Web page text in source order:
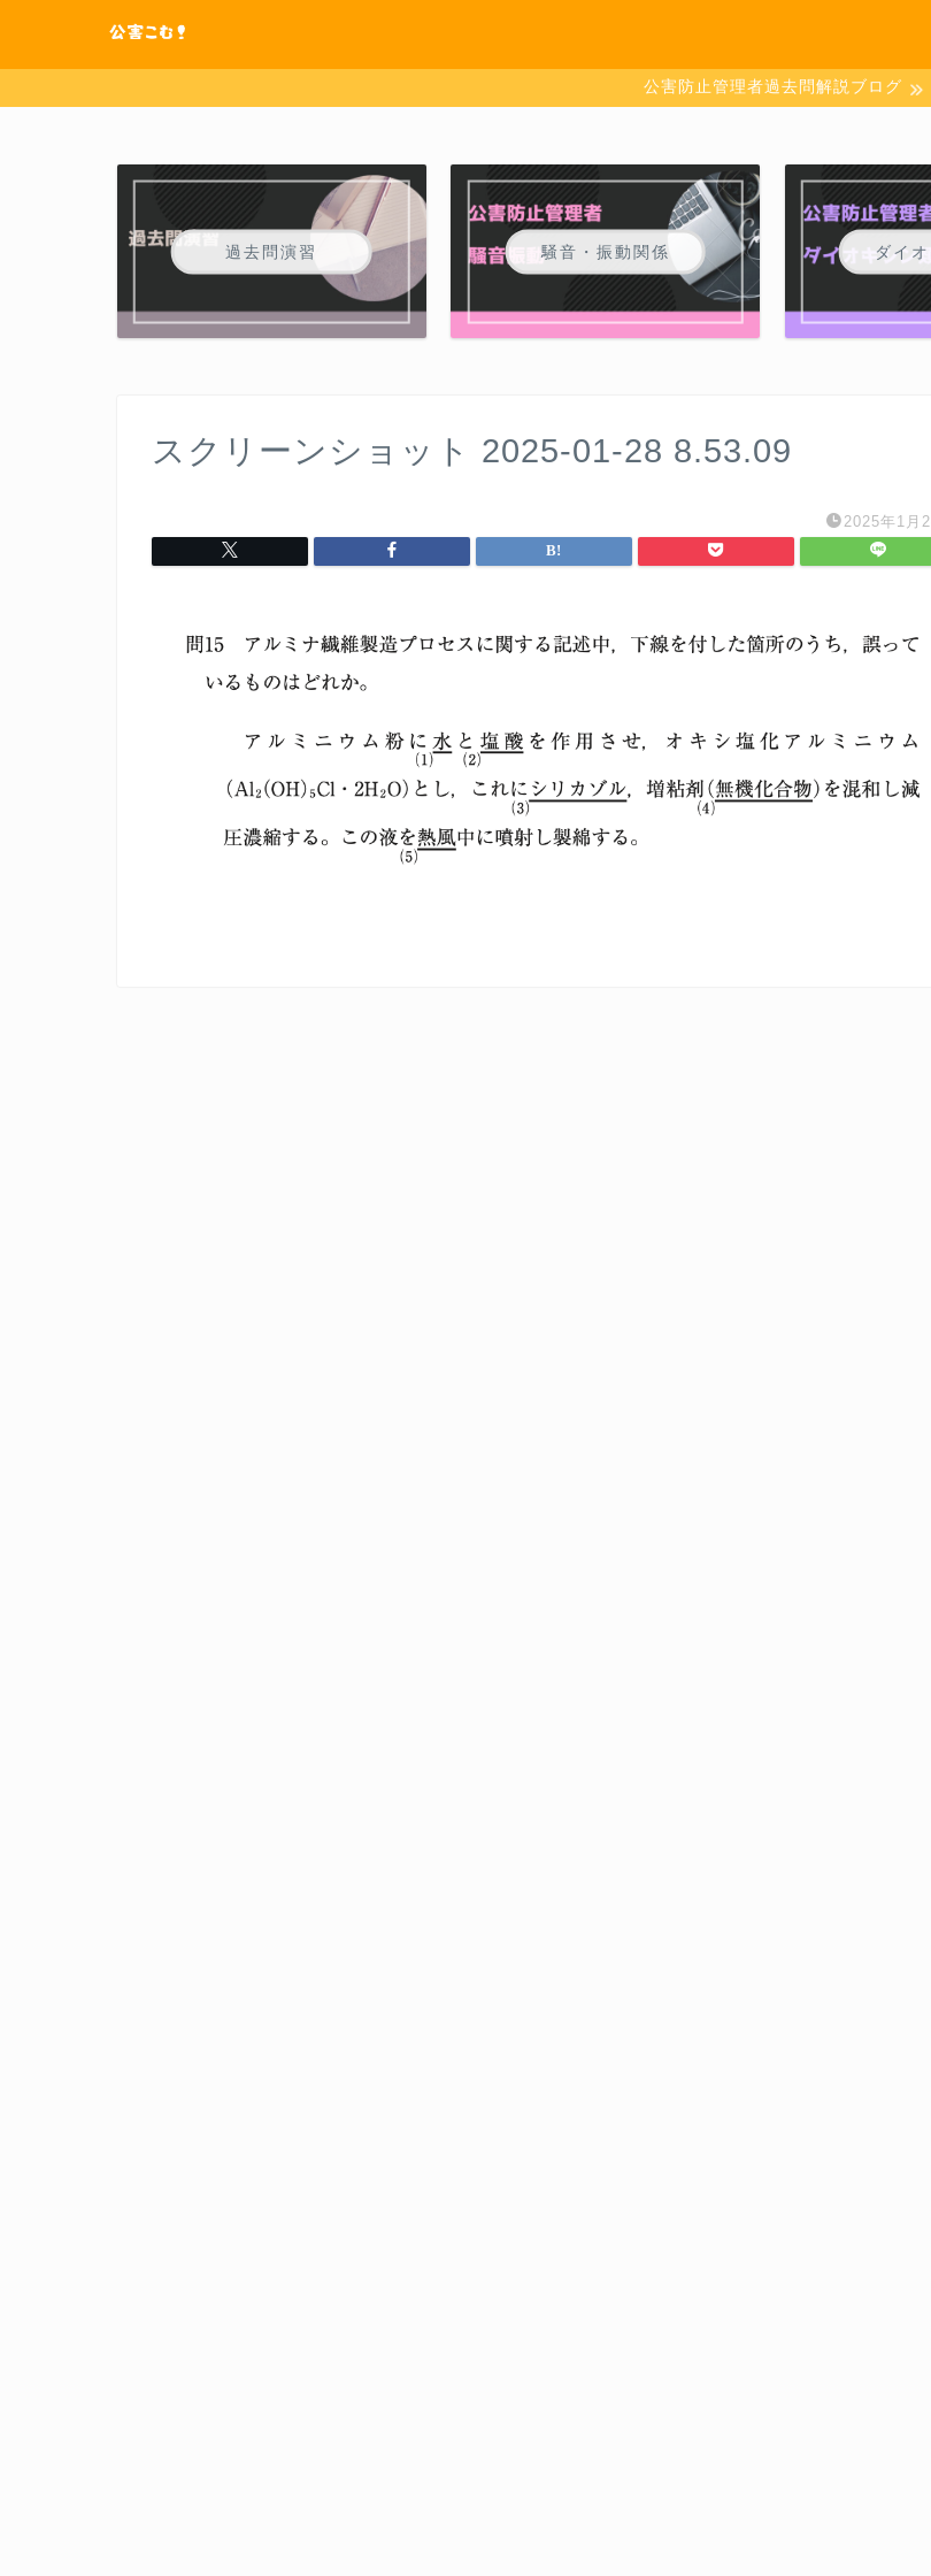
公害防止管理者過去問解説ブログ
過去問演習 騒音・振動関係 ダイ
スクリーンショット 2025-01-28 8.53.09
2025年1月